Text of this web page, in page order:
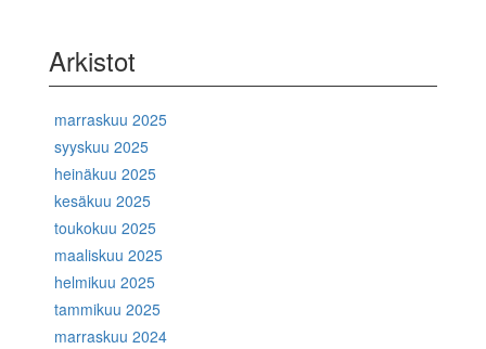
Arkistot
marraskuu 2025
syyskuu 2025
heinäkuu 2025
kesäkuu 2025
toukokuu 2025
maaliskuu 2025
helmikuu 2025
tammikuu 2025
marraskuu 2024